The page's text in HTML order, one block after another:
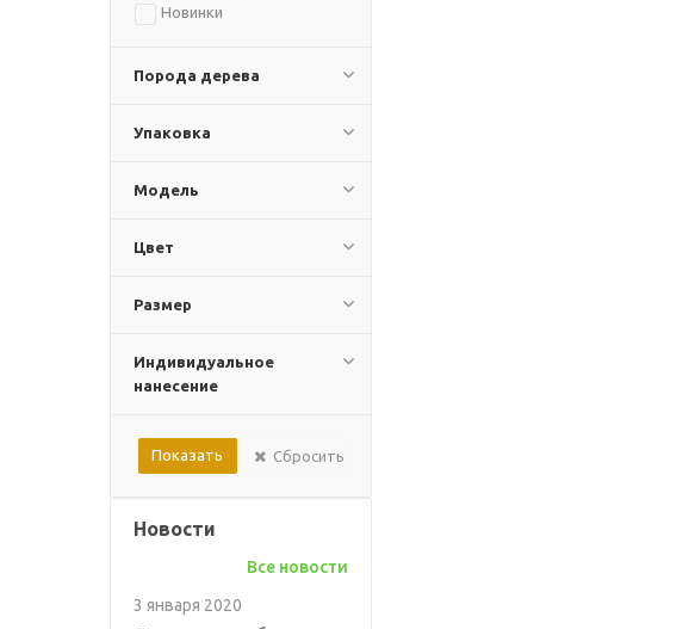
Новинки
Порода дерева
Упаковка
Модель
Цвет
Размер
Индивидуальное
нанесение
Сбросить
Новости
Все новости
3 января 2020